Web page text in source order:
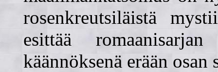
rosenkreutsiläistä
esittää
käännöksenä erään osan